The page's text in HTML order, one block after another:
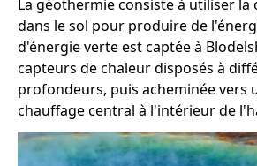
La géothermie consiste à utiliser la
dans le sol pour produire de
d'énergie verte est captée à
capteurs de chaleur disposés à
profondeurs, puis acheminée vers
chauffage central à l'intérieur de